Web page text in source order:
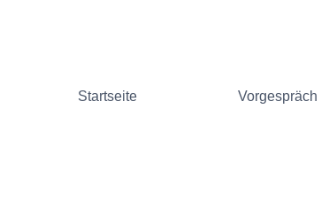
Startseite Vorgespräch